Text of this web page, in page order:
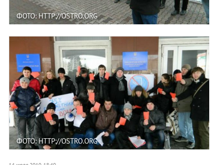
ФОТО: HTTP://OSTRO.ORG
ФОТО: HTTP://OSTRO.ORG